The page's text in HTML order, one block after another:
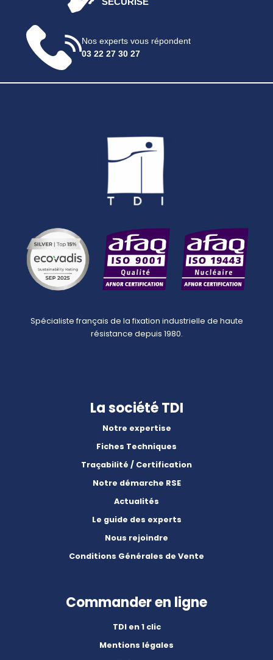
Nos experts vous répondent
03 22 27 30 27
Spécialiste français de la fixation industrielle de haute
résistance depuis 1980.
La société TDI
Notre expertise
Fiches Techniques
Traçabilité / Certification
Notre démarche RSE
Actualités
Le guide des experts
Nous rejoindre
Conditions Générales de Vente
Commander en ligne
TDI en 1 clic
Mentions légales